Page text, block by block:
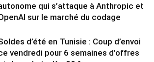
qui s’attaque à Anthropic et
sur le marché du codage
d’été en Tunisie : Coup d’envoi
vendredi pour 6 semaines d’offres